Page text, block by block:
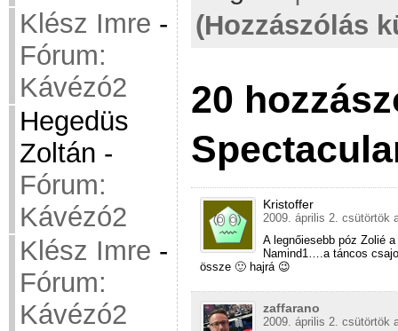
Klész Imre -
Fórum:
Kávézó2
Hegedüs
Zoltán -
Fórum:
Kávézó2
Klész Imre -
Fórum:
Kávézó2
(Hozzászólás
20
Kristoffer
2009. április 2. csütörtök
A legnőiesebb póz Zolié
Namind1….a táncos
össze 🙂 hajrá 😉
zaffarano
2009. április 2. csütörtök